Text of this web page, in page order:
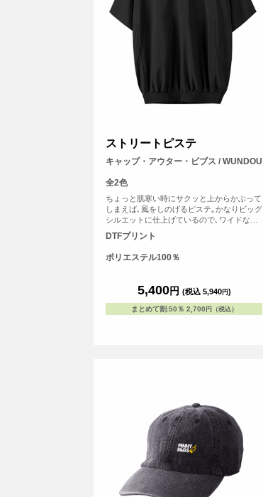
ストリートピステ
キャップ・アウター・ビブス / WUNDOU
全2色
ちょっと肌寒い時にサクッと上からかぶって
しまえば､風をしのげるピステ｡かなりビッグ
シルエットに仕上げているので､ワイドな着
こなしの上にも着れる｡かわいいシルエット
になること間違いなし｡Vネックのピステは
インナーのTシャツをちょい見せ｡お腹にゆ
ったりさいずのサイドポケット､ボトムのリ
DTFプリント
ポリエステル100％
5,400円 (税込 5,940円)
まとめて割:50％ 2,700 円（税込）